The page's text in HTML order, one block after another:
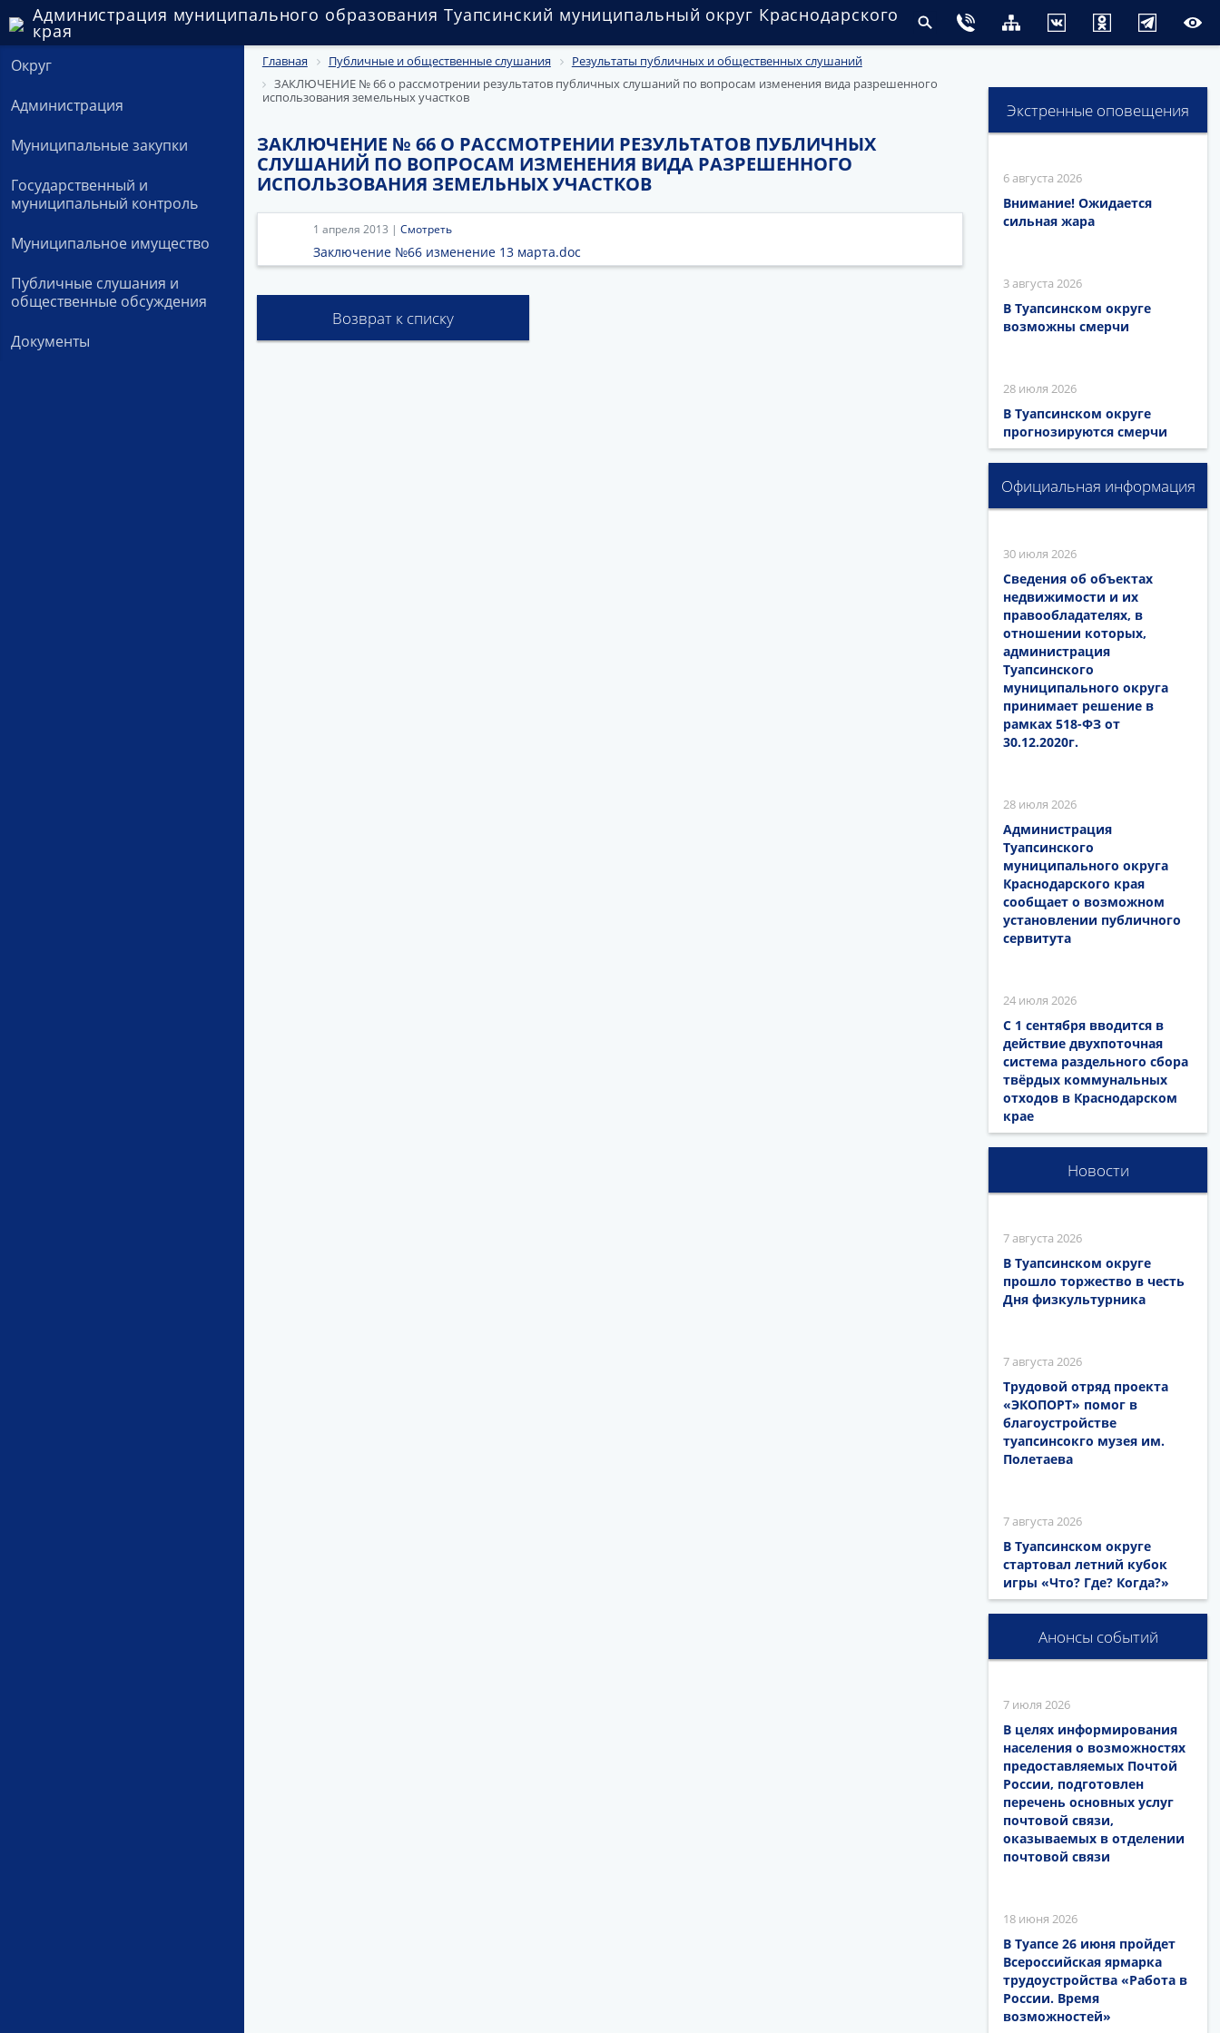
Администрация муниципального образования Туапсинский муниципальный округ Краснодарского
края
Округ
Администрация
Муниципальные закупки
Государственный и
муниципальный контроль
Муниципальное имущество
Публичные слушания и
общественные обсуждения
Документы
Главная Публичные и общественные слушания
Результаты публичных и общественных слушаний
ЗАКЛЮЧЕНИЕ № 66 о рассмотрении результатов публичных слушаний по вопросам изменения вида разрешенного
использования земельных участков
ЗАКЛЮЧЕНИЕ № 66 О РАССМОТРЕНИИ РЕЗУЛЬТАТОВ ПУБЛИЧНЫХ
СЛУШАНИЙ ПО ВОПРОСАМ ИЗМЕНЕНИЯ ВИДА РАЗРЕШЕННОГО
ИСПОЛЬЗОВАНИЯ ЗЕМЕЛЬНЫХ УЧАСТКОВ
1 апреля 2013 | Смотреть
Заключение №66 изменение 13 марта.doc
Возврат к списку
Экстренные оповещения
6 августа 2026
Внимание! Ожидается
сильная жара
3 августа 2026
В Туапсинском округе
возможны смерчи
28 июля 2026
В Туапсинском округе
прогнозируются смерчи
Официальная информация
30 июля 2026
Сведения об объектах
недвижимости и их
правообладателях, в
отношении которых,
администрация
Туапсинского
муниципального округа
принимает решение в
рамках 518-ФЗ от
30.12.2020г.
28 июля 2026
Администрация
Туапсинского
муниципального округа
Краснодарского края
сообщает о возможном
установлении публичного
сервитута
24 июля 2026
С 1 сентября вводится в
действие двухпоточная
система раздельного сбора
твёрдых коммунальных
отходов в Краснодарском
крае
Новости
7 августа 2026
В Туапсинском округе
прошло торжество в честь
Дня физкультурника
7 августа 2026
Трудовой отряд проекта
«ЭКОПОРТ» помог в
благоустройстве
туапсинсокго музея им.
Полетаева
7 августа 2026
В Туапсинском округе
стартовал летний кубок
игры «Что? Где? Когда?»
Анонсы событий
7 июля 2026
В целях информирования
населения о возможностях
предоставляемых Почтой
России, подготовлен
перечень основных услуг
почтовой связи,
оказываемых в отделении
почтовой связи
18 июня 2026
В Туапсе 26 июня пройдет
Всероссийская ярмарка
трудоустройства «Работа в
России. Время
возможностей»